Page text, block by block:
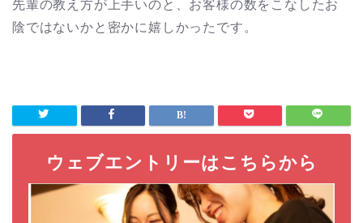
先輩の教え方が上手いのと、お客様の数をこなしたお
陰ではないかと密かに嬉しかったです。
ウェブエントリーはこちらから